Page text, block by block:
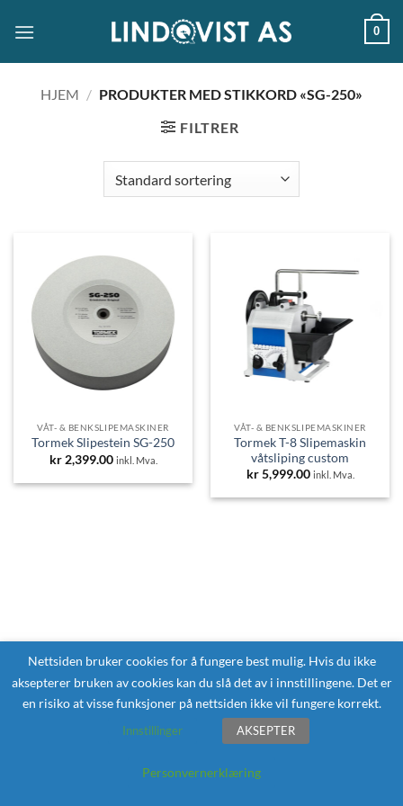
0
HJEM / PRODUKTER MED STIKKORD «SG-250»
FILTRER
VÅT- & BENKSLIPEMASKINER
Tormek Slipestein SG-250
kr2,399.00 inkl. Mva.
VÅT- & BENKSLIPEMASKINER
Tormek T-8 Slipemaskin
våtsliping custom
kr5,999.00 inkl. Mva.
Nettsiden bruker cookies for å fungere best mulig. Hvis du ikke
aksepterer bruken av cookies kan du slå det av i innstillingene. Det er
en risiko at visse funksjoner på nettsiden ikke vil fungere korrekt.
Innstillinger AKSEPTER
Personvernerklæring